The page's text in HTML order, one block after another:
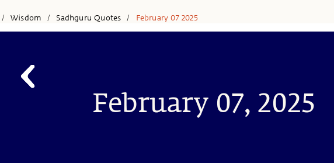
/ Wisdom / Sadhguru Quotes / February 07 2025
February 07, 2025